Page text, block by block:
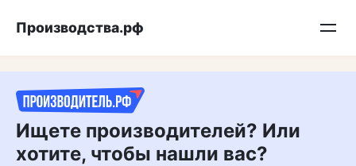
Подписывайтесь на нас в MAX
Производства.рф
Ищете производителей? Или
хотите, чтобы нашли вас?